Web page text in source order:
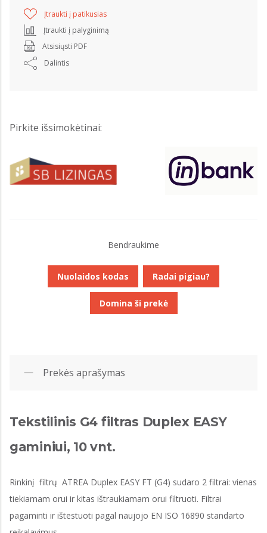
Įtraukti į patikusias
Įtraukti į palyginimą
Atsisiųsti PDF
Dalintis
Pirkite išsimokėtinai:
Bendraukime
Nuolaidos kodas Radai pigiau?
Domina ši prekė
Prekės aprašymas
Tekstilinis G4 filtras Duplex EASY
gaminiui, 10 vnt.
Rinkinį filtrų ATREA Duplex EASY FT (G4) sudaro 2 filtrai: vienas
tiekiamam orui ir kitas ištraukiamam orui filtruoti. Filtrai
pagaminti ir ištestuoti pagal naujojo EN ISO 16890 standarto